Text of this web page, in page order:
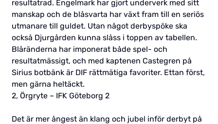
resultatrad. Engelmark har gjort underverk med sitt
manskap och de blåsvarta har växt fram till en seriös
utmanare till guldet. Utan något derbyspöke ska
också Djurgården kunna slåss i toppen av tabellen.
Blåränderna har imponerat både spel- och
resultatmässigt, och med kaptenen Castegren på
Sirius botbänk är DIF rättmätiga favoriter. Ettan först,
men gärna heltäckt.
2, Örgryte – IFK Göteborg 2
Det är mer ångest än klang och jubel inför derbyt på